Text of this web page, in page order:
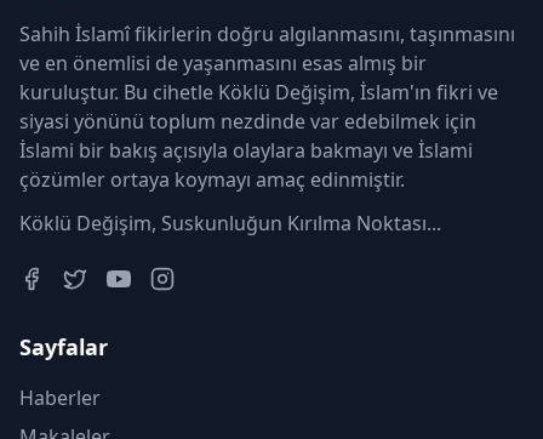
Sahih İslamî fikirlerin doğru algılanmasını, taşınmasını
ve en önemlisi de yaşanmasını esas almış bir
kuruluştur. Bu cihetle Köklü Değişim, İslam'ın fikri ve
siyasi yönünü toplum nezdinde var edebilmek için
İslami bir bakış açısıyla olaylara bakmayı ve İslami
çözümler ortaya koymayı amaç edinmiştir.
Köklü Değişim, Suskunluğun Kırılma Noktası...
Sayfalar
Haberler